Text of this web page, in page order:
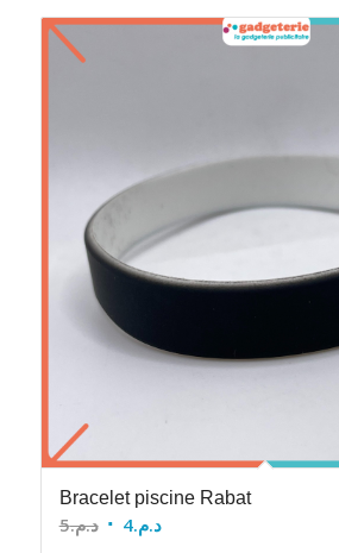
Bracelet piscine Rabat
د.م.5
Le
د.م.4
Le